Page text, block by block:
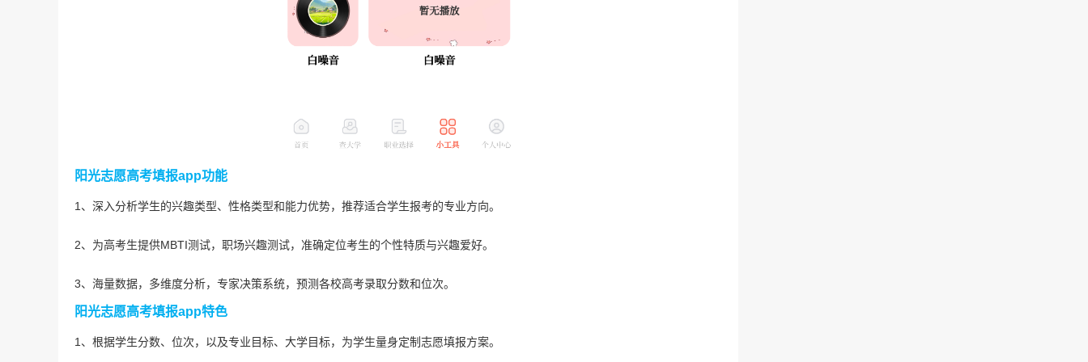
阳光志愿高考填报app功能
1、深入分析学生的兴趣类型、性格类型和能力优势，推荐适合学生报考的专业方向。
2、为高考生提供MBTI测试，职场兴趣测试，准确定位考生的个性特质与兴趣爱好。
3、海量数据，多维度分析，专家决策系统，预测各校高考录取分数和位次。
阳光志愿高考填报app特色
1、根据学生分数、位次，以及专业目标、大学目标，为学生量身定制志愿填报方案。